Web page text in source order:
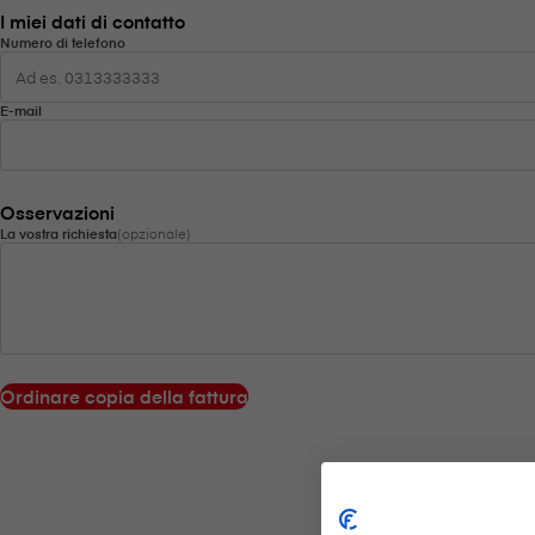
I miei dati di contatto
Numero di telefono
E-mail
Osservazioni
La vostra richiesta(opzionale)
Ordinare copia della fattura